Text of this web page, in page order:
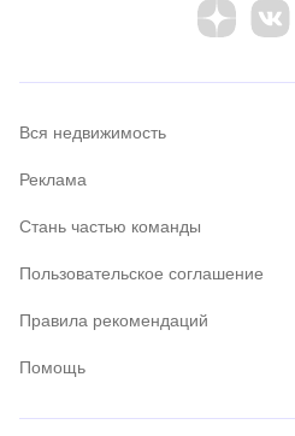
Вся недвижимость
Реклама
Стань частью команды
Пользовательское соглашение
Правила рекомендаций
Помощь